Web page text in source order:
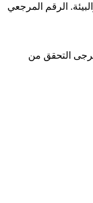
الرقم المرجعي
التحقق من